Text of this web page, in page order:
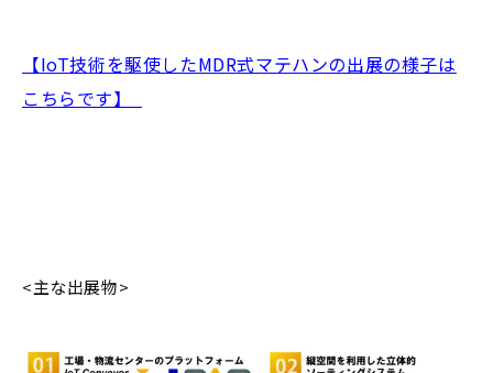
【IoT技術を駆使したMDR式マテハンの出展の様子は
こちらです】
<主な出展物>